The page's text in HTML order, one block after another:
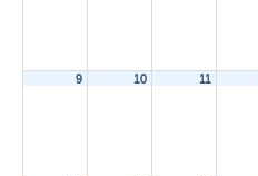
9 10 11